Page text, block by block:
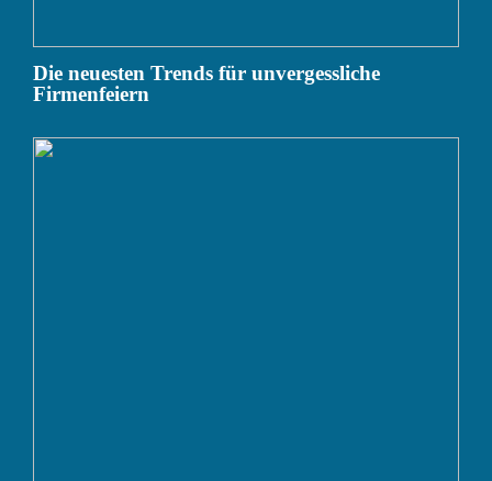
Die neuesten Trends für unvergessliche
Firmenfeiern